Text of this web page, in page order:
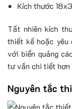
Kích thước
Tất nhiên kích
thiết kế hoặc yêu
với biển quảng
tư vấn chi tiết hơn
Nguyên tắc